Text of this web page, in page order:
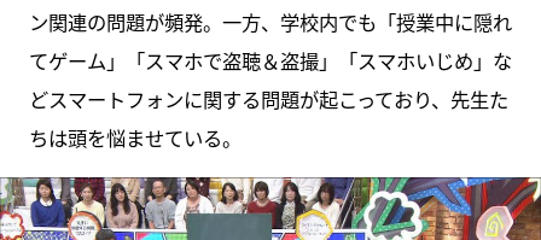
ン関連の問題が頻発。一方、学校内でも「授業中に隠れ
てゲーム」「スマホで盗聴＆盗撮」「スマホいじめ」な
どスマートフォンに関する問題が起こっており、先生た
ちは頭を悩ませている。